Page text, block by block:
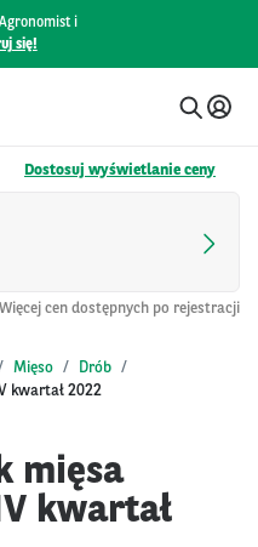
i
się!
Dostosuj wyświetlanie ceny
Więcej cen dostępnych po rejestracji
Mięso
Drób
kwartał 2022
mięsa
kwartał